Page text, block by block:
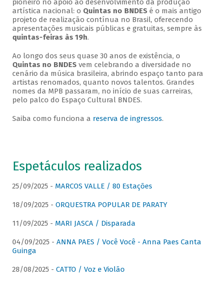
pioneiro no apoio ao desenvolvimento da produção
artística nacional: o Quintas no BNDESé o mais antigo
projeto de realização contínua no Brasil, oferecendo
apresentações musicais públicas e gratuitas, sempre às
quintas-feiras às 19h.
Ao longo dos seus quase 30 anos de existência, o
Quintas no BNDESvem celebrando a diversidade no
cenário da música brasileira, abrindo espaço tanto para
artistas renomados, quanto novos talentos. Grandes
nomes da MPB passaram, no início de suas carreiras,
pelo palco do Espaço Cultural BNDES.
Saiba como funciona a reserva de ingressos.
Espetáculos realizados
25/09/2025 - MARCOS VALLE / 80 Estações
18/09/2025 - ORQUESTRA POPULAR DE PARATY
11/09/2025 - MARI JASCA / Disparada
04/09/2025 - ANNA PAES / Você Você - Anna Paes Canta
Guinga
28/08/2025 - CATTO / Voz e Violão